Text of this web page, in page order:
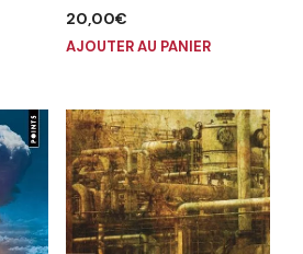
20,00€
AJOUTER AU PANIER